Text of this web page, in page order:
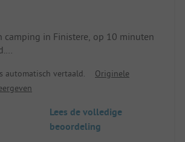
camping in Finistere, op 10 minuten
ruim terrein, zeer goed
leuk voor kinderen tot
voor alle gasten. Beperkte
Strandtip: Audierne, 15
automatisch vertaald.
Originele
Lees de volledige
beoordeling